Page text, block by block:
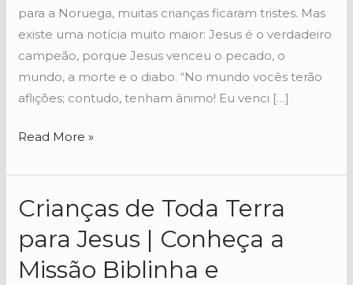
para a Noruega, muitas crianças ficaram tristes. Mas
existe uma notícia muito maior: Jesus é o verdadeiro
campeão, porque Jesus venceu o pecado, o
mundo, a morte e o diabo. “No mundo vocês terão
aflições; contudo, tenham ânimo! Eu venci […]
Read More »
Crianças de Toda Terra
para Jesus | Conheça a
Missão Biblinha e
Crianças
Toda
Terra